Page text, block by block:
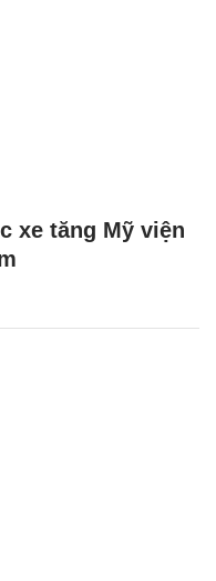
xe tăng Mỹ viện